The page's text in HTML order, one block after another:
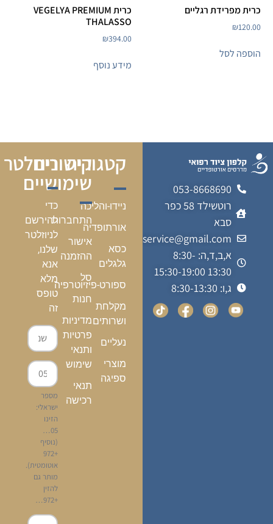
כרית מפרידת רגליים
₪120.00
הוספה לסל
כרית VEGELYA PREMIUM
THALASSO
₪394.00
מידע נוסף
053-8668690
רוטשילד 58 כפר
סבא
kalfonmedicalservice@gmail.com
א,ב,ד,ה: 8:30-
13:30 15:30-19:00
ג,ו: 8:30-13:30
קטגוריה
ניידו-והליכה
אורתופדיה
כסא
גלגלים
ספורט-פיזיוטרפיה
מקלחת
ושרותים
נעליים
מוצרי
ספיגה
קישורים
שימושיים
התחברות
אישור
ההזמנה
סל
חנות
מדיניות
פרטיות
ותנאי
שימוש
תנאי
רכישה
ניוזלטר
כדי
להירשם
לניוזלטר
שלנו,
אנא
מלא
טופס
זה
מספר
ישראלי:
הזינו
05…
(נוסיף
+972
אוטומטית).
מותר גם
להזין
+972…